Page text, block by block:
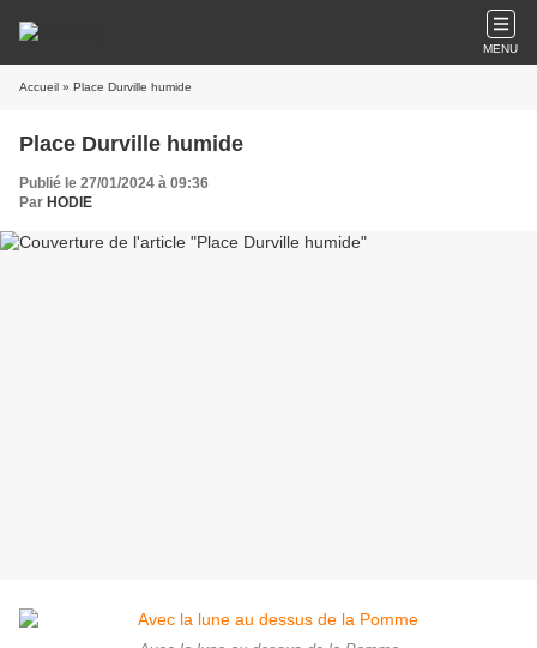
MENU
Accueil » Place Durville humide
Place Durville humide
Publié le 27/01/2024 à 09:36
Par HODIE